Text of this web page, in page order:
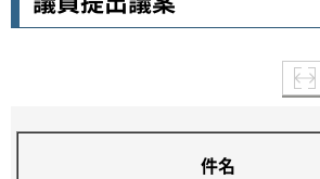
件名